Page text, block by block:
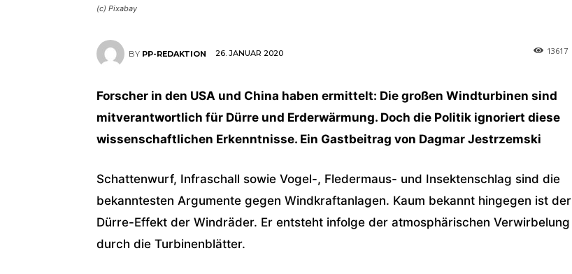
(c) Pixabay
BY PP-REDAKTION 26. JANUAR 2020 13617
Forscher in den USA und China haben ermittelt: Die großen Windturbinen sind
mitverantwortlich für Dürre und Erderwärmung. Doch die Politik ignoriert diese
wissenschaftlichen Erkenntnisse. Ein Gastbeitrag von Dagmar Jestrzemski
Schattenwurf, Infraschall sowie Vogel-, Fledermaus- und Insektenschlag sind die
bekanntesten Argumente gegen Windkraftanlagen. Kaum bekannt hingegen ist der
Dürre-Effekt der Windräder. Er entsteht infolge der atmosphärischen Verwirbelung
durch die Turbinenblätter.